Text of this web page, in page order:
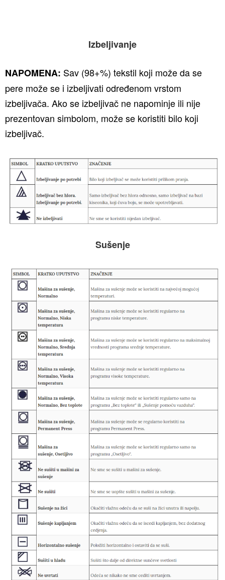
Izbeljivanje
NAPOMENA: Sav (98+%) tekstil koji može da se
pere može se i izbeljivati određenom vrstom
izbeljivača. Ako se izbeljivač ne napominje ili nije
prezentovan simbolom, može se koristiti bilo koji
izbeljivač.
Sušenje